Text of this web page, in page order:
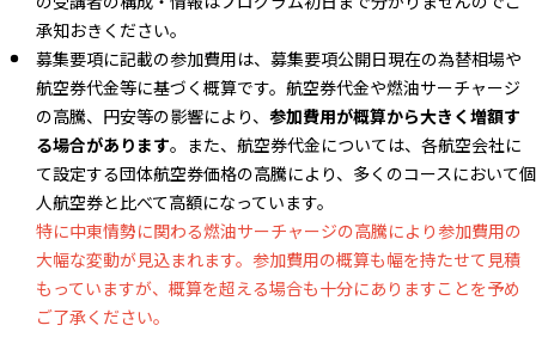
承知おきください。
募集要項に記載の参加費用は、募集要項公開日現在の為替相場や
航空券代金等に基づく概算です。航空券代金や燃油サーチャージ
の高騰、円安等の影響により、 参加費用が概算から大きく増額す
る場合があります。また、航空券代金については、各航空会社に
て設定する団体航空券価格の高騰により、多くのコースにおいて個
人航空券と比べて高額になっています。
特に中東情勢に関わる燃油サーチャージの高騰により参加費用の
大幅な変動が見込まれます。参加費用の概算も幅を持たせて見積
もっていますが、概算を超える場合も十分にありますことを予め
ご了承ください。